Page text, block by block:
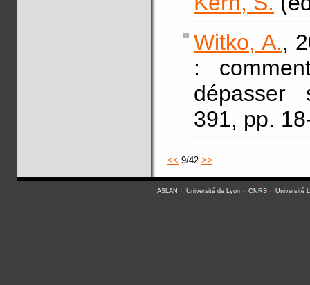
Witko, A.,
:
391, pp.
<< 9/42 >>
ASLAN - Université de Lyon- CNRS- Université